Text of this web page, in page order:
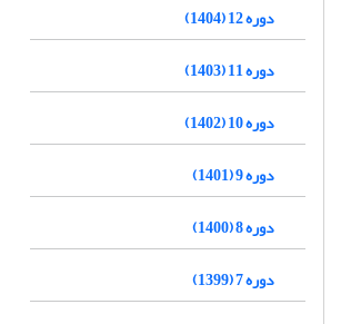
دوره 12 (1404)
دوره 11 (1403)
دوره 10 (1402)
دوره 9 (1401)
دوره 8 (1400)
دوره 7 (1399)